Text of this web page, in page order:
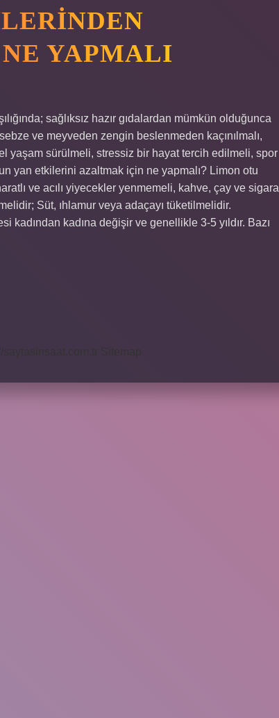
YAPMALI
sağlıksız hazır gıdalardan mümkün olduğunca
ve meyveden zengin beslenmeden kaçınılmalı,
yaşam sürülmeli, stressiz bir hayat tercih edilmeli, spor
yan etkilerini azaltmak için ne yapmalı? Limon otu
ve acılı yiyecekler yenmemeli, kahve, çay ve sigara
Süt, ıhlamur veya adaçayı tüketilmelidir.
kadına değişir ve genellikle 3-5 yıldır. Bazı